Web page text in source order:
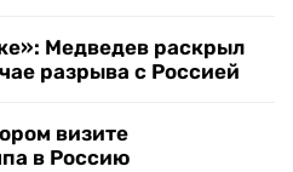
Медведев раскрыл
разрыва с Россией
визите
в Россию